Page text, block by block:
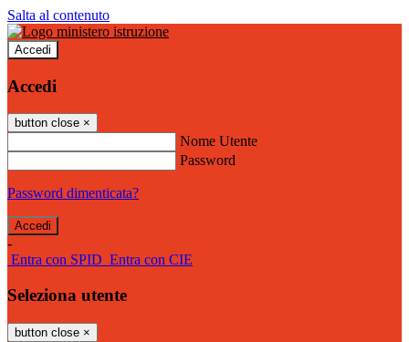
Salta al contenuto
Accedi
Accedi
button close ×
Nome Utente
Password
Password dimenticata?
-
Entra con SPID Entra con CIE
Seleziona utente
button close ×